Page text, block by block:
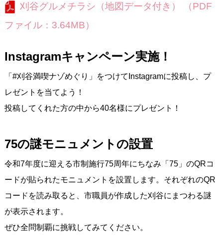
刈谷グルメチラシ（地図データ付き） （PDF
ファイル：3.64MB）
Instagramキャンペーン実施！
「#刈谷満喫ナゾめぐり」をつけてInstagramに投稿し、プ
レゼントを当てよう！
投稿してくれた方の中から40名様にプレゼント！
75の謎モニュメントの設置
令和7年度に迎える市制施行75周年にちなみ「75」のQRコ
ードが貼られたモニュメントを設置します。それぞれのQR
コードを読み取ると、市職員が作成した刈谷にまつわる謎
が表示されます。
ぜひ全問制覇に挑戦してみてください。